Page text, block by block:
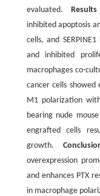
evaluated. Results
inhibited apoptosis
cells, and
and inhibited
macrophages co-
cancer cells showed
M1 polarization
bearing nude
engrafted cells
growth.
overexpression
and enhances PTX
in macrophage